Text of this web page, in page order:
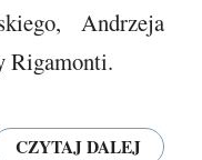
Andrzeja
Rigamonti.
CZYTAJ DALEJ